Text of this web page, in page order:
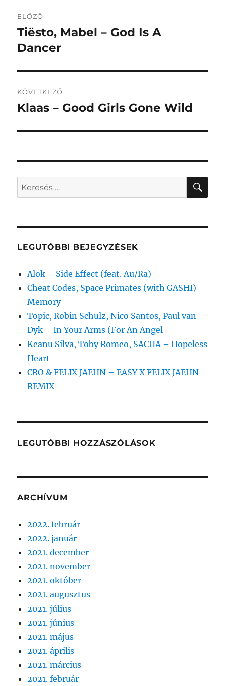
navigáció
ELŐZŐ
Korábbi
bejegyzés:
Tiësto, Mabel – God Is A
Dancer
KÖVETKEZŐ
Következő
Klaas – Good Girls Gone Wild
Keresés
a
kifejezésre:
LEGUTÓBBI BEJEGYZÉSEK
Alok – Side Effect (feat. Au/Ra)
Cheat Codes, Space Primates (with GASHI) –
Memory
Topic, Robin Schulz, Nico Santos, Paul van
Dyk – In Your Arms (For An Angel
Keanu Silva, Toby Romeo, SACHA – Hopeless
Heart
CRO & FELIX JAEHN – EASY X FELIX JAEHN
REMIX
LEGUTÓBBI HOZZÁSZÓLÁSOK
ARCHÍVUM
2022. február
2022. január
2021. december
2021. november
2021. október
2021. augusztus
2021. július
2021. június
2021. május
2021. április
2021. március
2021. február